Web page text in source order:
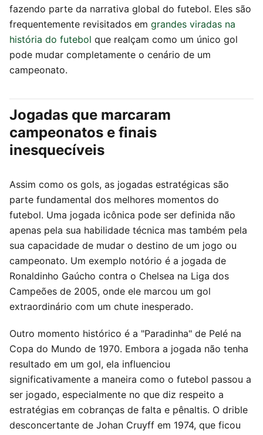
fazendo parte da narrativa global do futebol. Eles são
frequentemente revisitados em grandes viradas na
história do futebol que realçam como um único gol
pode mudar completamente o cenário de um
campeonato.
Jogadas que marcaram
campeonatos e finais
inesquecíveis
Assim como os gols, as jogadas estratégicas são
parte fundamental dos melhores momentos do
futebol. Uma jogada icônica pode ser definida não
apenas pela sua habilidade técnica mas também pela
sua capacidade de mudar o destino de um jogo ou
campeonato. Um exemplo notório é a jogada de
Ronaldinho Gaúcho contra o Chelsea na Liga dos
Campeões de 2005, onde ele marcou um gol
extraordinário com um chute inesperado.
Outro momento histórico é a "Paradinha" de Pelé na
Copa do Mundo de 1970. Embora a jogada não tenha
resultado em um gol, ela influenciou
significativamente a maneira como o futebol passou a
ser jogado, especialmente no que diz respeito a
estratégias em cobranças de falta e pênaltis. O drible
desconcertante de Johan Cruyff em 1974, que ficou